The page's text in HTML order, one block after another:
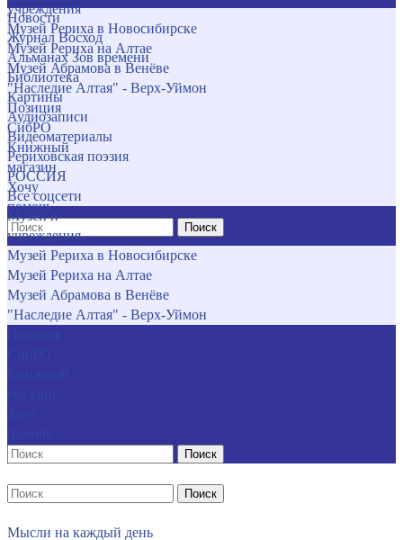
учреждения
Музей Рериха в Новосибирске
Музей Рериха на Алтае
Музей Абрамова в Венёве
"Наследие Алтая" - Верх-Уймон
Позиция
СибРО
Книжный
магазин
Хочу
помочь
Поиск
Новости
Журнал Восход
Альманах Зов времени
Библиотека
Картины
Аудиозаписи
Видеоматериалы
Рериховская поэзия
РОССИЯ
Все соцсети
Музеи и
учреждения
Музей Рериха в Новосибирске
Музей Рериха на Алтае
Музей Абрамова в Венёве
"Наследие Алтая" - Верх-Уймон
Поиск
Поиск
Мысли на каждый день